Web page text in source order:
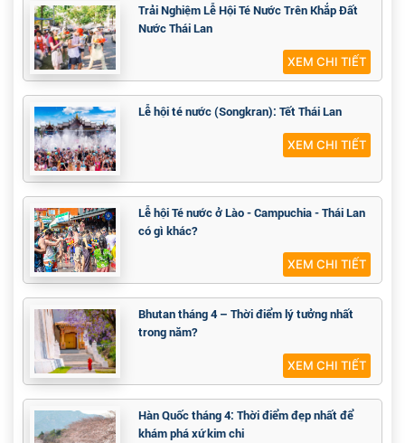
Trải Nghiệm Lễ Hội Té Nước Trên Khắp Đất
Nước Thái Lan
XEM CHI TIẾT
Lễ hội té nước (Songkran): Tết Thái Lan
XEM CHI TIẾT
Lễ hội Té nước ở Lào - Campuchia - Thái Lan
có gì khác?
XEM CHI TIẾT
Bhutan tháng 4 – Thời điểm lý tưởng nhất
trong năm?
XEM CHI TIẾT
Hàn Quốc tháng 4: Thời điểm đẹp nhất để
khám phá xứ kim chi